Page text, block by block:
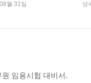
월 31일 상
임용시험 대비서.